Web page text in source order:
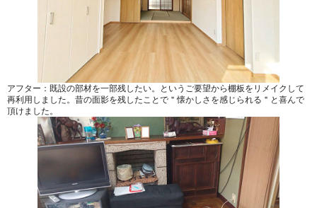
アフター：既設の部材を一部残したい。というご要望から棚板をリメイクして
再利用しました。昔の面影を残したことで＂懐かしさを感じられる＂と喜んで
頂けました。